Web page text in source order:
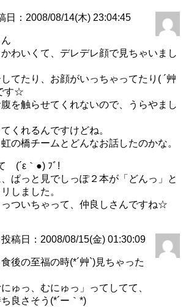
日：2008/08/14(木) 23:04:45
わいくて、デレデレ顔で見ちゃいまし
てたり、お顔がいっちゃってたり( ´艸
す☆
を触らせてくれないので、うらやまし
くれるんですけどね。
の橋チームとどんなお話したのかな。
ゞ(´ε｀●) ﾌﾞ!
ぱっと見でしっぽ２本が「どんっ」と
しました。
ついちゃって、仲良しさんですね☆
投稿日：2008/08/15(金) 01:30:09
後の至福の時(*´艸`)見ちゃった
ゅっ、むにゅっ」ってしてて、
良さそう(*´ー｀*)